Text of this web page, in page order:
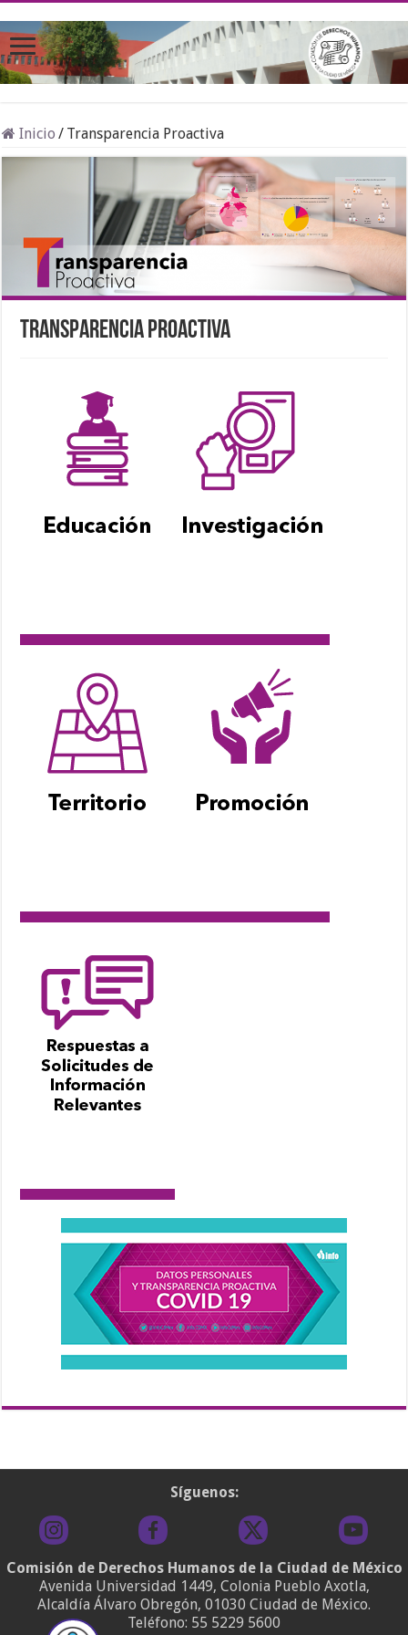
Inicio / Transparencia Proactiva
Transparencia Proactiva
Síguenos:
Comisión de Derechos Humanos de la Ciudad de México
Avenida Universidad 1449, Colonia Pueblo Axotla,
Alcaldía Álvaro Obregón, 01030 Ciudad de México.
Teléfono: 55 5229 5600